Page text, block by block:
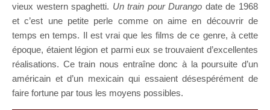
vieux western spaghetti. Un train pour Durango date de 1968
et c’est une petite perle comme on aime en découvrir de
temps en temps. Il est vrai que les films de ce genre, à cette
époque, étaient légion et parmi eux se trouvaient d’excellentes
réalisations. Ce train nous entraîne donc à la poursuite d’un
américain et d’un mexicain qui essaient désespérément de
faire fortune par tous les moyens possibles.